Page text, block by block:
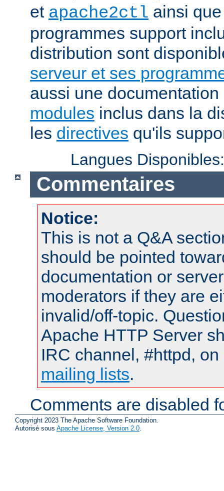
et apache2ctl ainsi
programmes support
distribution sont
serveur et ses
aussi une
modules inclus dans la
les directives qu'ils
Langues
Commentaires
Notice:
This is not a Q&A
should be pointed
documentation or
moderators if they are
invalid/off-topic.
Apache HTTP Server
IRC channel, #httpd,
mailing lists.
Comments are disabled
Copyright 2023 The Apache Software Foundation.
Autorisé sous Apache License, Version 2.0